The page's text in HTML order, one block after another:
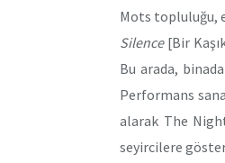
Mots topluluğu,
Silence[Bir
Bu arada,
Performans
alarak The
seyircilere